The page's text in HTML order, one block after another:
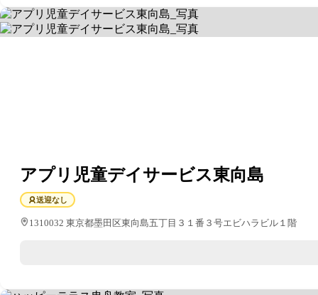
アプリ児童デイサービス東向島
送迎なし
1310032 東京都墨田区東向島五丁目３１番３号エビハラビル１階